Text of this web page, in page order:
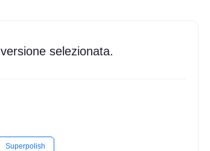
selezionata.
Superpolish